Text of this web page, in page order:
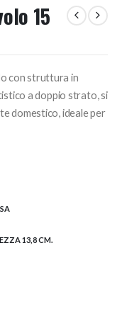
15
con struttura in
a doppio strato, si
domestico, ideale per
13,8 CM.